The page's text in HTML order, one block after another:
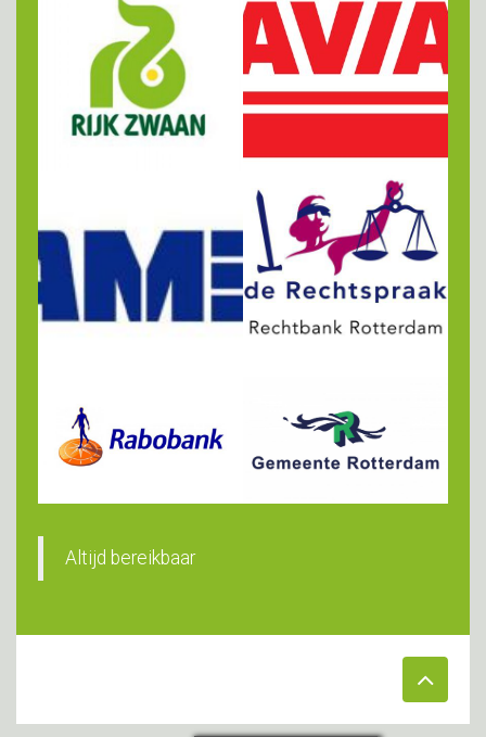
Altijd bereikbaar